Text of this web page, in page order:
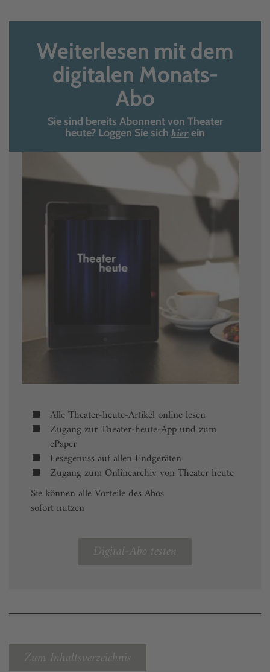
Weiterlesen mit dem
digitalen Monats-
Abo
Sie sind bereits Abonnent von Theater
heute? Loggen Sie sich hierein
Alle Theater-heute-Artikel online lesen
Zugang zur Theater-heute-App und zum
ePaper
Lesegenuss auf allen Endgeräten
Zugang zum Onlinearchiv von Theater heute
Sie können alle Vorteile des Abos
sofort nutzen
Digital-Abo testen
Zum Inhaltsverzeichnis